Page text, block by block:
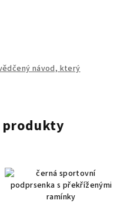
návod, který